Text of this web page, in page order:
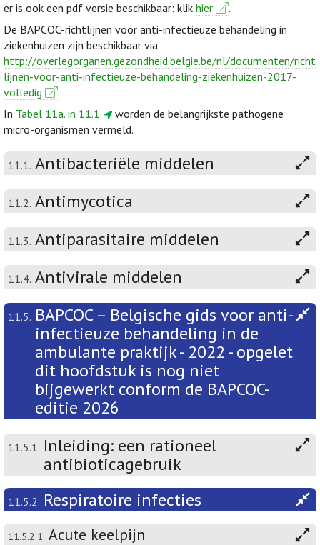
er is ook een pdf versie beschikbaar: klik hier
.
De BAPCOC-richtlijnen voor anti-infectieuze behandeling in
ziekenhuizen zijn beschikbaar via
http://overlegorganen.gezondheid.belgie.be/nl/documenten/richt
lijnen-voor-anti-infectieuze-behandeling-ziekenhuizen-2017-
volledig
.
In Tabel 11a. in 11.1.
worden de belangrijkste pathogene
micro-organismen vermeld.
11.1. Antibacteriële middelen
11.2. Antimycotica
11.3. Antiparasitaire middelen
11.4. Antivirale middelen
11.5. BAPCOC – Belgische gids voor anti-
infectieuze behandeling in de
ambulante praktijk - 2022 - opgelet
dit hoofdstuk is nog niet
bijgewerkt conform de BAPCOC-
editie 2026
11.5.1. Inleiding: een rationeel
antibioticagebruik
11.5.2. Respiratoire infecties
11.5.2.1. Acute keelpijn